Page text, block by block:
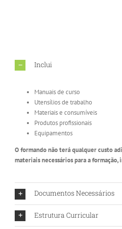
Inclui
Manuais de curso
Utensílios de trabalho
Materiais e consumíveis
Produtos profissionais
Equipamentos
O formando não terá qualquer custo
materiais necessários para a
Documentos Necessários
Estrutura Curricular